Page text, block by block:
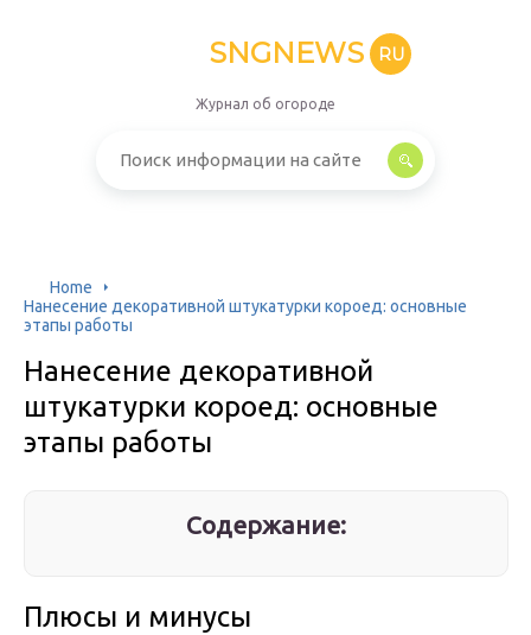
SNGNEWS RU
Журнал об огороде
Home
Нанесение декоративной штукатурки короед: основные
этапы работы
Нанесение декоративной
штукатурки короед: основные
этапы работы
Содержание:
Плюсы и минусы